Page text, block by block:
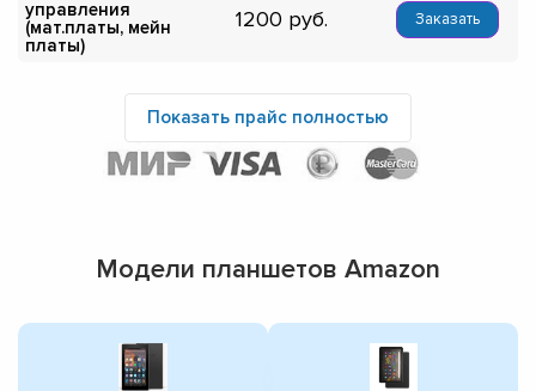
управления
(мат.платы, мейн
платы)
1200 Заказать
Показать прайс полностью
Модели планшетов Amazon